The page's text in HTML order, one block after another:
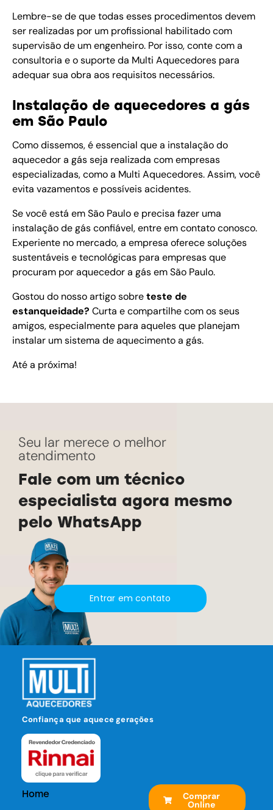
Lembre-se de que todas esses procedimentos devem
ser realizadas por um profissional habilitado com
supervisão de um engenheiro. Por isso, conte com a
consultoria e o suporte da Multi Aquecedores para
adequar sua obra aos requisitos necessários.
Instalação de aquecedores a gás
em São Paulo
Como dissemos, é essencial que a instalação do
aquecedor a gás seja realizada com empresas
especializadas, como a Multi Aquecedores. Assim, você
evita vazamentos e possíveis acidentes.
Se você está em São Paulo e precisa fazer uma
instalação de gás confiável, entre em contato conosco.
Experiente no mercado, a empresa oferece soluções
sustentáveis e tecnológicas para empresas que
procuram por aquecedor a gás em São Paulo.
Gostou do nosso artigo sobreteste de
estanqueidade? Curta e compartilhe com os seus
amigos, especialmente para aqueles que planejam
instalar um sistema de aquecimento a gás.
Até a próxima!
Seu lar merece o melhor
atendimento
Fale com um técnico
especialista agora mesmo
pelo WhatsApp
Entrar em contato
Confiança que aquece gerações
Home
Comprar
Online